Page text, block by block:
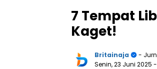
7 Tempat
Kaget!
Britainaja
-
Senin, 23 Juni 2025 -